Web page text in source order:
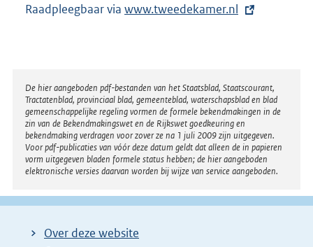
Raadpleegbaar via E
r
n
e
l
i
n
k
www.tweedekamer.nl
Disclaimer
De hier aangeboden pdf-bestanden van het Staatsblad, Staatscourant,
Tractatenblad, provinciaal blad, gemeenteblad, waterschapsblad en blad
gemeenschappelijke regeling vormen de formele bekendmakingen in de
zin van de Bekendmakingswet en de Rijkswet goedkeuring en
bekendmaking verdragen voor zover ze na 1 juli 2009 zijn uitgegeven.
Voor pdf-publicaties van vóór deze datum geldt dat alleen de in papieren
vorm uitgegeven bladen formele status hebben; de hier aangeboden
elektronische versies daarvan worden bij wijze van service aangeboden.
Over deze website